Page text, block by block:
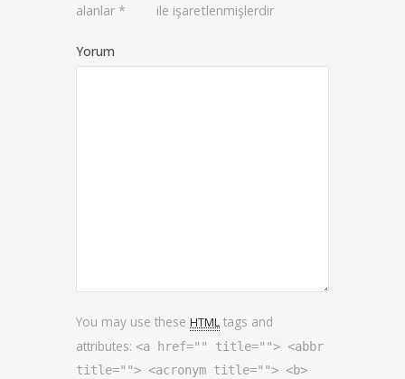
alanlar * ile işaretlenmişlerdir
Yorum
You may use these HTML tags and
attributes: <a href="" title=""> <abbr
title=""> <acronym title=""> <b>